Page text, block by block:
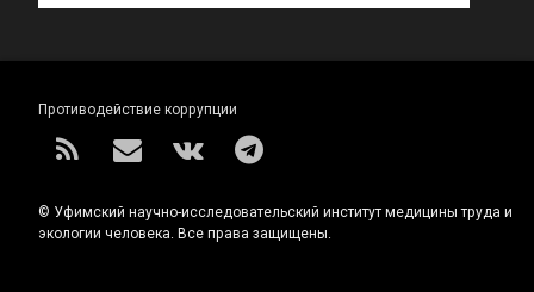
Противодействие коррупции
RSS E-mail
VK Telegram
© Уфимский научно-исследовательский институт медицины труда и
экологии человека. Все права защищены.